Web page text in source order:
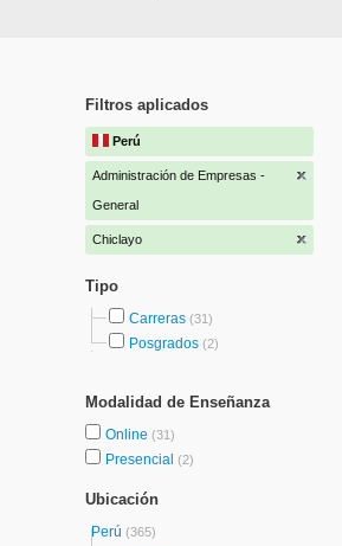
Filtros aplicados
Perú
Administración de Empresas -
General
Chiclayo
Tipo
Carreras (31)
Posgrados (2)
Modalidad de Enseñanza
Online (31)
Presencial (2)
Ubicación
Perú (365)